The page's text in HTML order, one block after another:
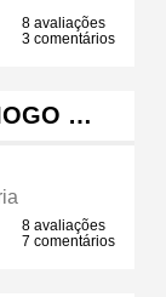
8 avaliações
3 comentários
…
8 avaliações
7 comentários